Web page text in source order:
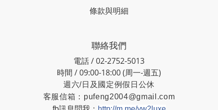
條款與明細
聯絡我們
電話 / 02-2752-5013
時間 / 09:00-18:00 (周一-週五)
週六/日及國定例假日公休
客服信箱： pufeng2004@gmail.com